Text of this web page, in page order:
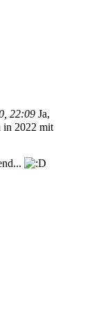
22:09 Ja,
in 2022 mit